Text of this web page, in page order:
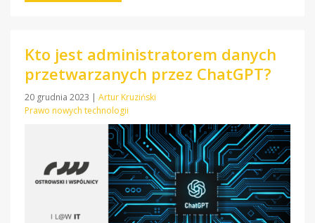
Kto jest administratorem danych
przetwarzanych przez ChatGPT?
20 grudnia 2023 | Artur Kruziński
Prawo nowych technologii